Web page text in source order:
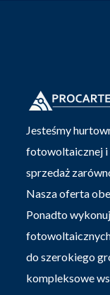
Jesteśmy
fotowoltaicznej i
sprzedaż
Nasza oferta
Ponadto
do szerokiego
kompleksowe